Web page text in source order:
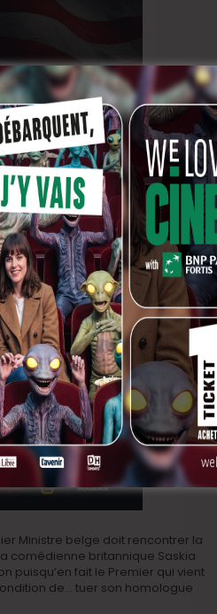
Ministre belge doit rencontrer la
comédienne britannique Saskia
puisqu’en fait le Premier qui vient
de… tuer son homologue